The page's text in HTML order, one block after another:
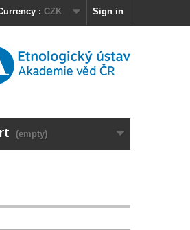
Sign in
: CZK
(empty)